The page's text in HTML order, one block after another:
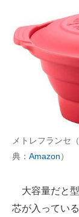
メトレフランセ
典： Amazon）
大容量だと
芯が入ってい